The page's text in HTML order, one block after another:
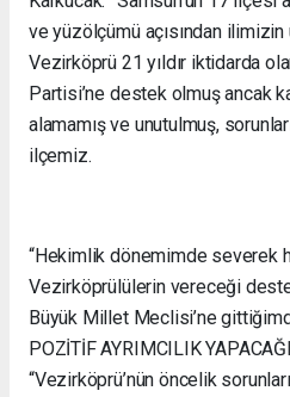
ve yüzölçümü açısından
Vezirköprü 21 yıldır iktidarda
Partisi’ne destek olmuş ancak
alamamış ve unutulmuş,
ilçemiz.
“Hekimlik dönemimde severek
Vezirköprülülerin vereceği
Büyük Millet Meclisi’ne
POZİTİF AYRIMCILIK
“Vezirköprü’nün öncelik